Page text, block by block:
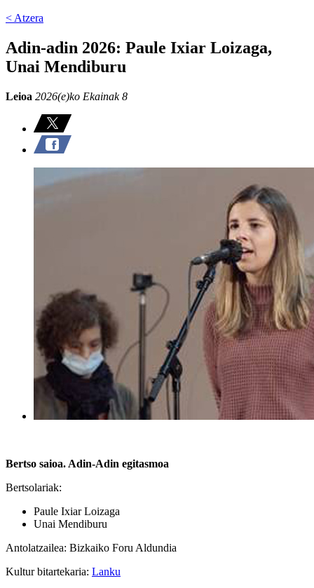
< Atzera
Adin-adin 2026: Paule Ixiar Loizaga,
Unai Mendiburu
Leioa 2026(e)ko Ekainak 8
Bertso saioa. Adin-Adin egitasmoa
Bertsolariak:
Paule Ixiar Loizaga
Unai Mendiburu
Antolatzailea: Bizkaiko Foru Aldundia
Kultur bitartekaria: Lanku